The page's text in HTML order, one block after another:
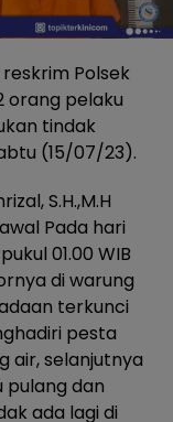
reskrim Polsek
orang pelaku
tindak
(15/07/23).
S.H.,M.H
Pada hari
01.00 WIB
di warung
terkunci
pesta
air, selanjutnya
pulang dan
ada lagi di